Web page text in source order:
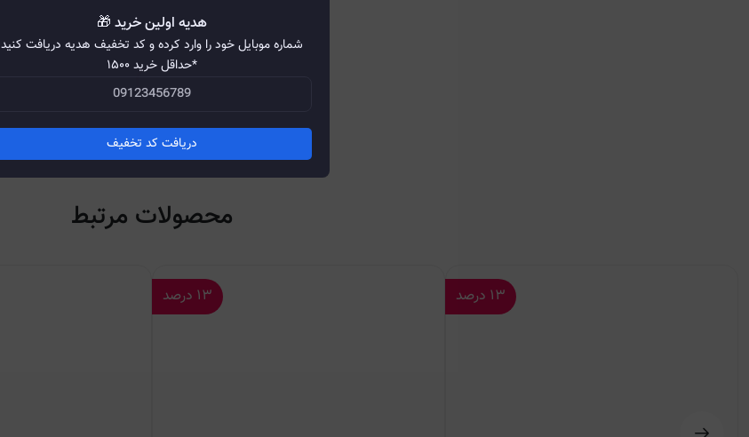
محصولات مرتبط
۱۳ درصد ۱۳ درصد
هدیه اولین خرید 🎁
شماره موبایل خود را وارد کرده و کد تخفیف هدیه دریافت کنید
*حداقل خرید ۱۵۰۰
دریافت کد تخفیف